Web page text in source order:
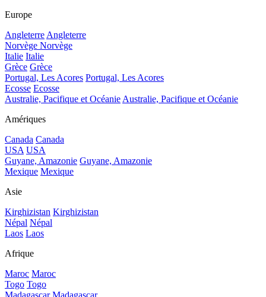
Europe
Angleterre Angleterre
Norvège Norvège
Italie Italie
Grèce Grèce
Portugal, Les Acores Portugal, Les Acores
Ecosse Ecosse
Australie, Pacifique et Océanie Australie, Pacifique et Océanie
Amériques
Canada Canada
USA USA
Guyane, Amazonie Guyane, Amazonie
Mexique Mexique
Asie
Kirghizistan Kirghizistan
Népal Népal
Laos Laos
Afrique
Maroc Maroc
Togo Togo
Madagascar Madagascar